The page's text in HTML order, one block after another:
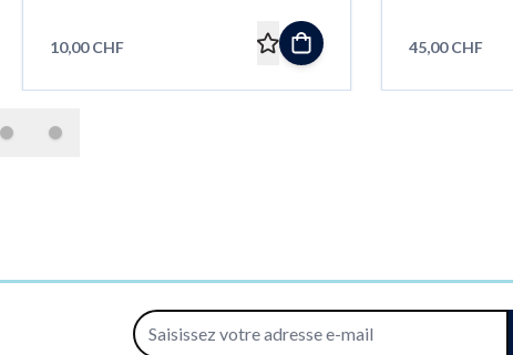
10,00 CHF 45,00 CHF
Adresse e-mail